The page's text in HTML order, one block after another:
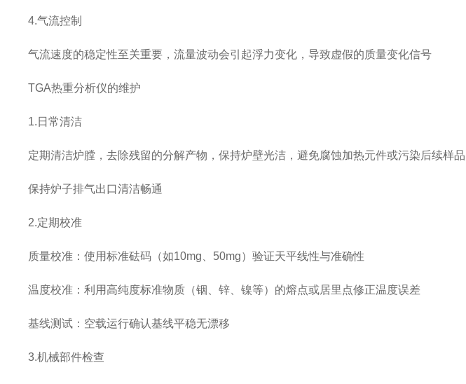
4.气流控制
气流速度的稳定性至关重要，流量波动会引起浮力变化，导致虚假的质量变化信号
TGA热重分析仪的维护
1.日常清洁
定期清洁炉膛，去除残留的分解产物，保持炉壁光洁，避免腐蚀加热元件或污染后续样品
保持炉子排气出口清洁畅通
2.定期校准
质量校准：使用标准砝码（如10mg、50mg）验证天平线性与准确性
温度校准：利用高纯度标准物质（铟、锌、镍等）的熔点或居里点修正温度误差
基线测试：空载运行确认基线平稳无漂移
3.机械部件检查